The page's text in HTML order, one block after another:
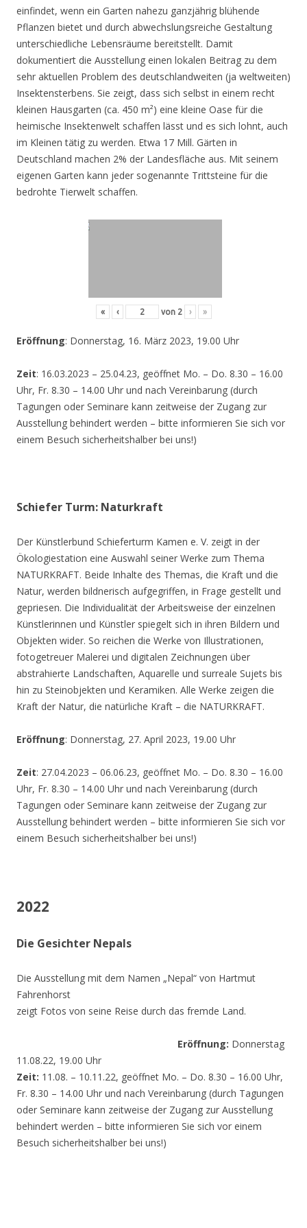
einfindet, wenn ein Garten nahezu ganzjährig blühende
Pflanzen bietet und durch abwechslungsreiche Gestaltung
unterschiedliche Lebensräume bereitstellt. Damit
dokumentiert die Ausstellung einen lokalen Beitrag zu dem
sehr aktuellen Problem des deutschlandweiten (ja weltweiten)
Insektensterbens. Sie zeigt, dass sich selbst in einem recht
kleinen Hausgarten (ca. 450 m²) eine kleine Oase für die
heimische Insektenwelt schaffen lässt und es sich lohnt, auch
im Kleinen tätig zu werden. Etwa 17 Mill. Gärten in
Deutschland machen 2% der Landesfläche aus. Mit seinem
eigenen Garten kann jeder sogenannte Trittsteine für die
bedrohte Tierwelt schaffen.
« ‹ von 2 › »
Eröffnung: Donnerstag, 16. März 2023, 19.00 Uhr
Zeit: 16.03.2023 – 25.04.23, geöffnet Mo. – Do. 8.30 – 16.00
Uhr, Fr. 8.30 – 14.00 Uhr und nach Vereinbarung (durch
Tagungen oder Seminare kann zeitweise der Zugang zur
Ausstellung behindert werden – bitte informieren Sie sich vor
einem Besuch sicherheitshalber bei uns!)
Schiefer Turm: Naturkraft
Der Künstlerbund Schieferturm Kamen e. V. zeigt in der
Ökologiestation eine Auswahl seiner Werke zum Thema
NATURKRAFT. Beide Inhalte des Themas, die Kraft und die
Natur, werden bildnerisch aufgegriffen, in Frage gestellt und
gepriesen. Die Individualität der Arbeitsweise der einzelnen
Künstlerinnen und Künstler spiegelt sich in ihren Bildern und
Objekten wider. So reichen die Werke von Illustrationen,
fotogetreuer Malerei und digitalen Zeichnungen über
abstrahierte Landschaften, Aquarelle und surreale Sujets bis
hin zu Steinobjekten und Keramiken. Alle Werke zeigen die
Kraft der Natur, die natürliche Kraft – die NATURKRAFT.
Eröffnung: Donnerstag, 27. April 2023, 19.00 Uhr
Zeit: 27.04.2023 – 06.06.23, geöffnet Mo. – Do. 8.30 – 16.00
Uhr, Fr. 8.30 – 14.00 Uhr und nach Vereinbarung (durch
Tagungen oder Seminare kann zeitweise der Zugang zur
Ausstellung behindert werden – bitte informieren Sie sich vor
einem Besuch sicherheitshalber bei uns!)
2022
Die Gesichter Nepals
Die Ausstellung mit dem Namen „Nepal“ von Hartmut
Fahrenhorst
zeigt Fotos von seine Reise durch das fremde Land.
Eröffnung: Donnerstag
11.08.22, 19.00 Uhr
Zeit: 11.08. – 10.11.22, geöffnet Mo. – Do. 8.30 – 16.00 Uhr,
Fr. 8.30 – 14.00 Uhr und nach Vereinbarung (durch Tagungen
oder Seminare kann zeitweise der Zugang zur Ausstellung
behindert werden – bitte informieren Sie sich vor einem
Besuch sicherheitshalber bei uns!)